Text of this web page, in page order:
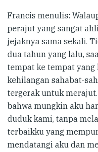
Francis menulis:
perajut yang sangat
jejaknya sama sekali.
dua tahun yang lalu,
tempat ke tempat yang
kehilangan sahabat-
tergerak untuk
bahwa mungkin aku
duduk kami, tanpa
terbaikku yang
mendatangi aku dan